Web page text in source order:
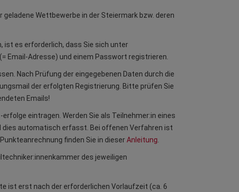
Wettbewerbe in der Steiermark bzw. deren
ist es erforderlich, dass Sie sich unter
Email-Adresse) und einem Passwort registrieren.
Nach Prüfung der eingegebenen Daten durch die
der erfolgten Registrierung. Bitte prüfen Sie
Emails!
eintragen. Werden Sie als Teilnehmer:in eines
automatisch erfasst. Bei offenen Verfahren ist
finden Sie in dieserAnleitung
des jeweiligen
ist erst nach der erforderlichen Vorlaufzeit (ca. 6